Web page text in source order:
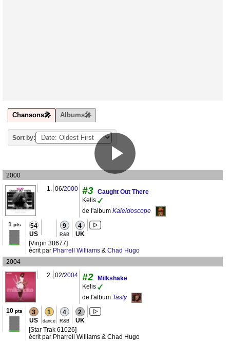
Chansons🎤 Albums🎤
Sort by:
2000
1. 06/2000 #3 Caught Out There
Kelis
de l'album Kaleidoscope
1 pts 54
US
9
R&B
4
UK
[Virgin 38677]
écrit par Pharrell Williams & Chad Hugo
2004
2. 02/2004 #2
Milkshake
Kelis
de l'album Tasty
10 pts 3
US
1
dance
4
R&B
2
UK
[Star Trak 61026]
écrit par Pharrell Williams & Chad Hugo